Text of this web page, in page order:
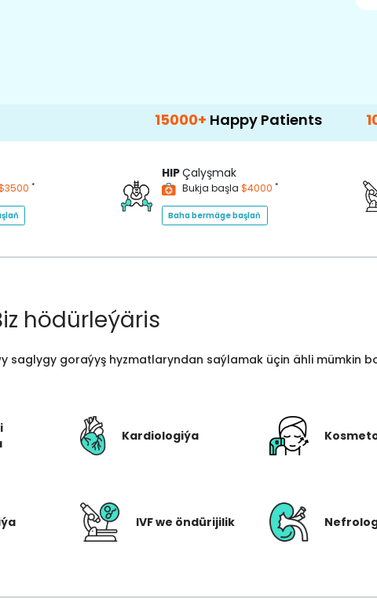
Happy Patients 100+
*
HIPÇalyşmak
Bukja başla $4000 *
Baha bermäge başlaň
hödürleýäris
saglygy goraýyş hyzmatlaryndan saýlamak üçin ähli mümkin
Kardiologiýa
IVF we öndürijilik